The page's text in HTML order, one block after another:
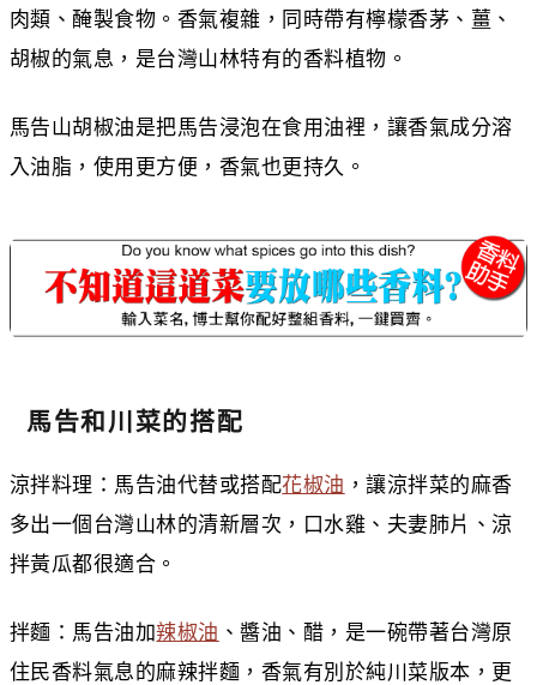
肉類、醃製食物。香氣複雜，同時帶有檸檬香茅、薑、
胡椒的氣息，是台灣山林特有的香料植物。
馬告山胡椒油是把馬告浸泡在食用油裡，讓香氣成分溶
入油脂，使用更方便，香氣也更持久。
馬告和川菜的搭配
涼拌料理：馬告油代替或搭配花椒油 ，讓涼拌菜的麻香
多出一個台灣山林的清新層次，口水雞、夫妻肺片、涼
拌黃瓜都很適合。
拌麵：馬告油加辣椒油 、醬油、醋，是一碗帶著台灣原
住民香料氣息的麻辣拌麵，香氣有別於純川菜版本，更